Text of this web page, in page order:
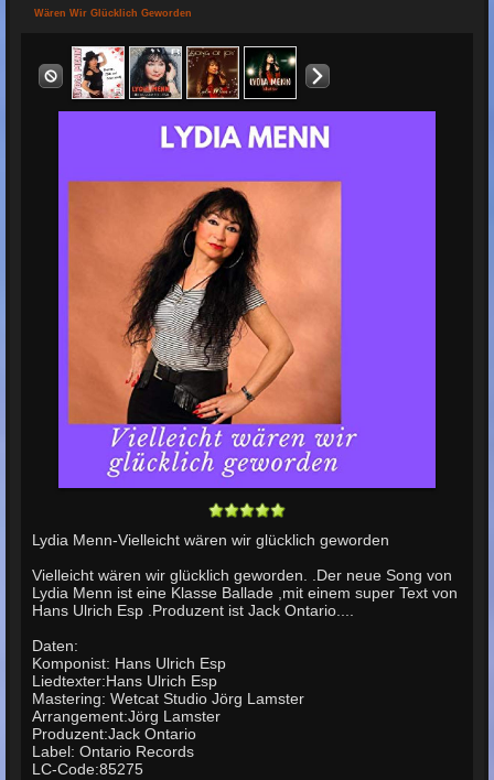
Wären Wir Glücklich Geworden
Lydia Menn-Vielleicht wären wir glücklich geworden
Vielleicht wären wir glücklich geworden. .Der neue Song von
Lydia Menn ist eine Klasse Ballade ,mit einem super Text von
Hans Ulrich Esp .Produzent ist Jack Ontario....
Daten:
Komponist: Hans Ulrich Esp
Liedtexter:Hans Ulrich Esp
Mastering: Wetcat Studio Jörg Lamster
Arrangement:Jörg Lamster
Produzent:Jack Ontario
Label: Ontario Records
LC-Code:85275